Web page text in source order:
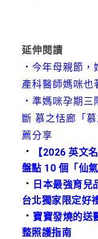
延伸閱讀
． 今年母親節，
產科醫師媽咪也
． 準媽咪孕期三
斷 慕之恬廊「
薦分享
．
【2026 英文
盤點 10 個「仙
． 日本最強育兒
台北獨家限定好
． 寶寶發燒的送
整照護指南